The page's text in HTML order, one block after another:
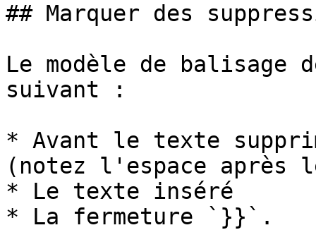
## Marquer des
Le modèle de balisage
suivant :
* Avant le texte
(notez l'espace
* Le texte inséré
* La fermeture `}}`.